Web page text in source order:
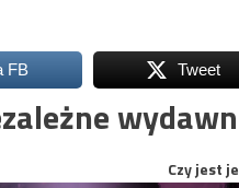
FB Tweet
Czy jest